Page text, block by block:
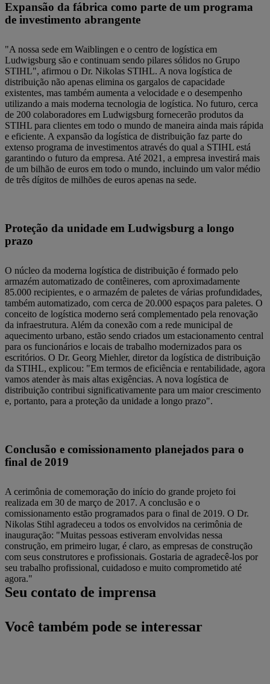
Expansão da fábrica como parte de um programa
de investimento abrangente
"A nossa sede em Waiblingen e o centro de logística em
Ludwigsburg são e continuam sendo pilares sólidos no Grupo
STIHL", afirmou o Dr. Nikolas STIHL. A nova logística de
distribuição não apenas elimina os gargalos de capacidade
existentes, mas também aumenta a velocidade e o desempenho
utilizando a mais moderna tecnologia de logística. No futuro, cerca
de 200 colaboradores em Ludwigsburg fornecerão produtos da
STIHL para clientes em todo o mundo de maneira ainda mais rápida
e eficiente. A expansão da logística de distribuição faz parte do
extenso programa de investimentos através do qual a STIHL está
garantindo o futuro da empresa. Até 2021, a empresa investirá mais
de um bilhão de euros em todo o mundo, incluindo um valor médio
de três dígitos de milhões de euros apenas na sede.
Proteção da unidade em Ludwigsburg a longo
prazo
O núcleo da moderna logística de distribuição é formado pelo
armazém automatizado de contêineres, com aproximadamente
85.000 recipientes, e o armazém de paletes de várias profundidades,
também automatizado, com cerca de 20.000 espaços para paletes. O
conceito de logística moderno será complementado pela renovação
da infraestrutura. Além da conexão com a rede municipal de
aquecimento urbano, estão sendo criados um estacionamento central
para os funcionários e locais de trabalho modernizados para os
escritórios. O Dr. Georg Miehler, diretor da logística de distribuição
da STIHL, explicou: "Em termos de eficiência e rentabilidade, agora
vamos atender às mais altas exigências. A nova logística de
distribuição contribui significativamente para um maior crescimento
e, portanto, para a proteção da unidade a longo prazo".
Conclusão e comissionamento planejados para o
final de 2019
A cerimônia de comemoração do início do grande projeto foi
realizada em 30 de março de 2017. A conclusão e o
comissionamento estão programados para o final de 2019. O Dr.
Nikolas Stihl agradeceu a todos os envolvidos na cerimônia de
inauguração: "Muitas pessoas estiveram envolvidas nessa
construção, em primeiro lugar, é claro, as empresas de construção
com seus construtores e profissionais. Gostaria de agradecê-los por
seu trabalho profissional, cuidadoso e muito comprometido até
agora."
Seu contato de imprensa
Você também pode se interessar